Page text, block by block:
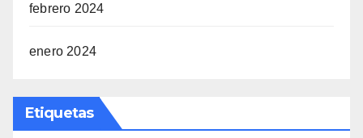
febrero 2024
enero 2024
Etiquetas